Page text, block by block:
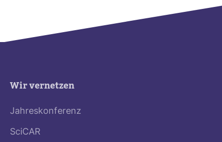
Wir vernetzen
Jahreskonferenz
SciCAR